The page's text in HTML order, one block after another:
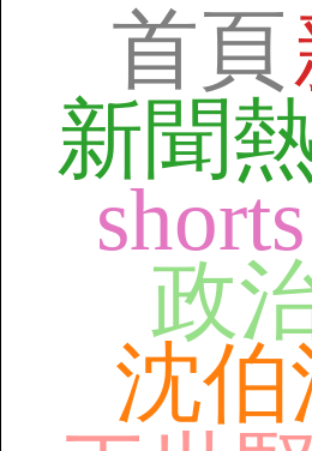
沈伯
新聞
政
shorts
首頁